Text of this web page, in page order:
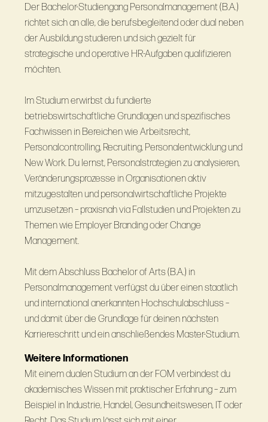
Der Bachelor-Studiengang Personalmanagement (B.A.)
richtet sich an alle, die berufsbegleitend oder dual neben
der Ausbildung studieren und sich gezielt für
strategische und operative HR-Aufgaben qualifizieren
möchten.
Im Studium erwirbst du fundierte
betriebswirtschaftliche Grundlagen und spezifisches
Fachwissen in Bereichen wie Arbeitsrecht,
Personalcontrolling, Recruiting, Personalentwicklung und
New Work. Du lernst, Personalstrategien zu analysieren,
Veränderungsprozesse in Organisationen aktiv
mitzugestalten und personalwirtschaftliche Projekte
umzusetzen – praxisnah via Fallstudien und Projekten zu
Themen wie Employer Branding oder Change
Management.
Mit dem Abschluss Bachelor of Arts (B.A.) in
Personalmanagement verfügst du über einen staatlich
und international anerkannten Hochschulabschluss –
und damit über die Grundlage für deinen nächsten
Karriereschritt und ein anschließendes Master‑Studium.
Weitere Informationen
Mit einem dualen Studium an der FOM verbindest du
akademisches Wissen mit praktischer Erfahrung – zum
Beispiel in Industrie, Handel, Gesundheitswesen, IT oder